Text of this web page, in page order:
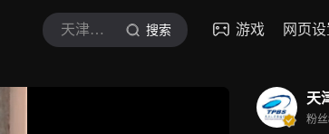
天津广播 搜索 游戏 网页设
天
粉丝